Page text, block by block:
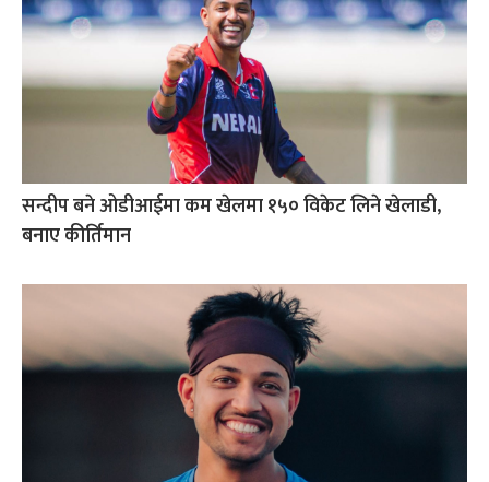
सन्दीप बने ओडीआईमा कम खेलमा १५० विकेट लिने खेलाडी,
बनाए कीर्तिमान